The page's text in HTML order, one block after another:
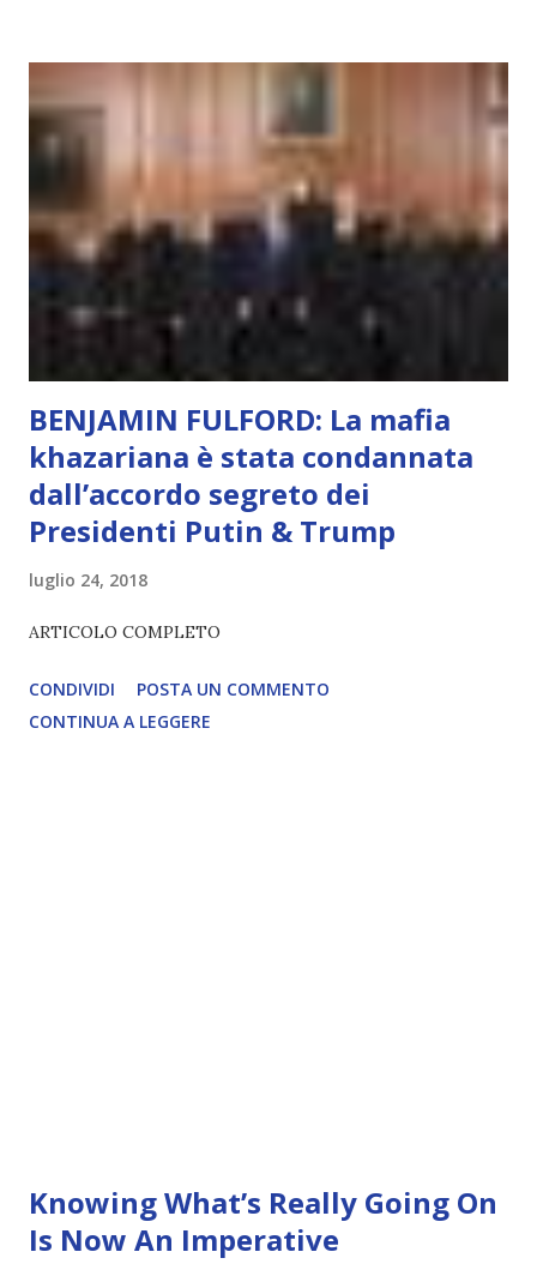
che permette di scegliere per amore anche quando non è la
scelta più efficiente. È ciò che ci collega all’Uno Infinito.
L’intelligenza può simulare comportamenti coscienti, ma
non può essere Coscienza. Può copiare, ma non può vivere
l’esperienza. Come diventerà ovvio Man mano che l’IA
diventerà sempre più avanzata (soprattutto tra il 2027 e il
2035), emergeranno situazioni che renderanno la differenza
lampante: L’IA sarà in gr...
BENJAMIN FULFORD: La mafia
khazariana è stata condannata
dall’accordo segreto dei
Presidenti Putin & Trump
luglio 24, 2018
ARTICOLO COMPLETO
CONDIVIDI
POSTA UN COMMENTO
CONTINUA A LEGGERE
Knowing What’s Really Going On
Is Now An Imperative